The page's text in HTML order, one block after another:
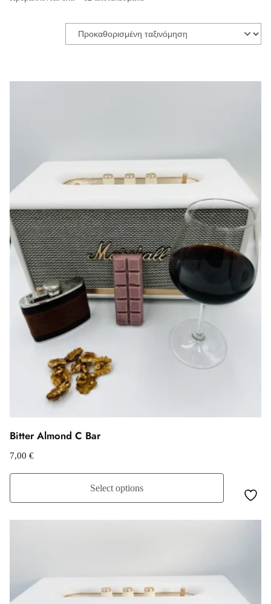
Bitter Almond C Bar
7,00 €
Select options